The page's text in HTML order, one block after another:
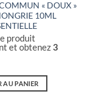
« DOUX »
10ML
produit
et obtenez3
AU PANIER